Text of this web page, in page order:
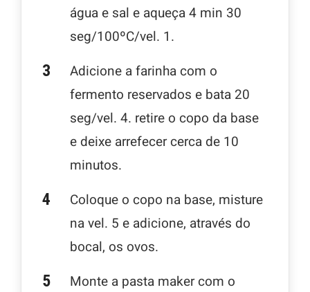
água e sal e aqueça 4 min 30
seg/100ºC/vel. 1.
Adicione a farinha com o
fermento reservados e bata 20
seg/vel. 4. retire o copo da base
e deixe arrefecer cerca de 10
minutos.
Coloque o copo na base, misture
na vel. 5 e adicione, através do
bocal, os ovos.
Monte a pasta maker com o